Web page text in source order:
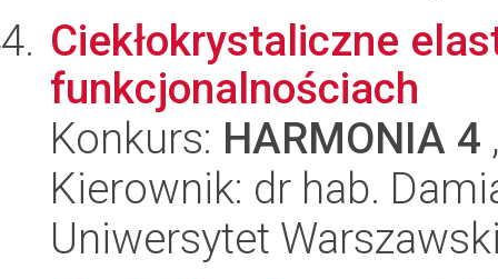
Ciekłokrystaliczne
funkcjonalnościach
Konkurs: HARMONIA 4
Kierownik: dr hab.
Uniwersytet